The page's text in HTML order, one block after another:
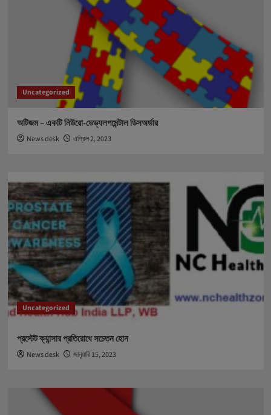
Uncategorized
অটিজম – একটি নিউরো-ডেভ্যলপমেন্টাল ডিসঅর্ডার
News desk এপ্রিল 2, 2023
Uncategorized
প্রস্টেট ক্যান্সার প্রতিরোধে সচেতন হোন
News desk জানুয়ারি 15, 2023